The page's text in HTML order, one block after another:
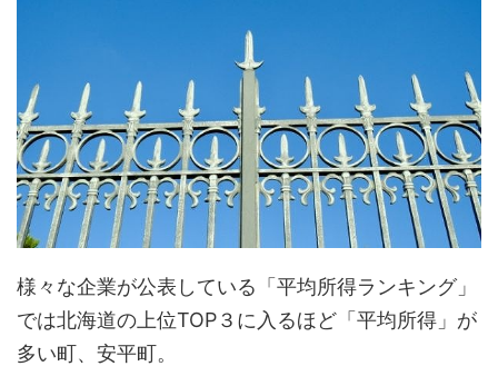
様々な企業が公表している「平均所得ランキング」
では北海道の上位TOP３に入るほど「平均所得」が
多い町、安平町。